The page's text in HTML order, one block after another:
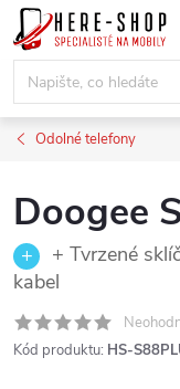
Přejít
na
obsah
Odolné telefony
Doogee
+ Tvrzené
kabel
Kód produktu: HS-